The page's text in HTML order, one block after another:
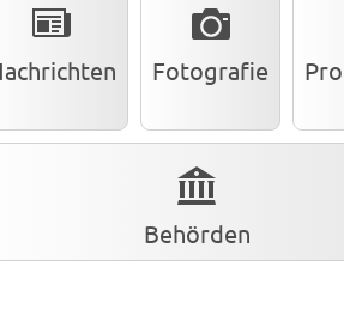
Fotografie
Behörden